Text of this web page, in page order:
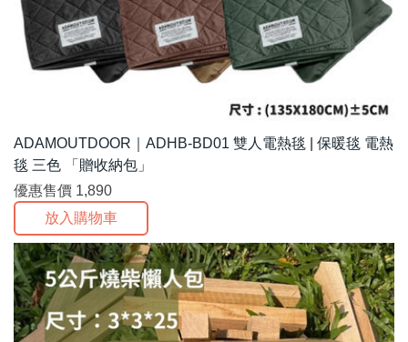
ADAMOUTDOOR｜ADHB-BD01 雙人電熱毯 | 保暖毯 電熱
毯 三色 「贈收納包」
優惠售價 1,890
放入購物車